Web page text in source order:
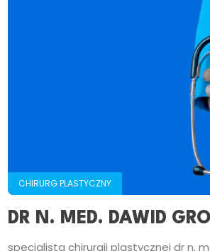
CHIRURG PLASTYCZNY
DR N. MED. DAWID
specjalista chirurgii plastycznej dr n.